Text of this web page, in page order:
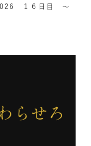
１６日目 ～